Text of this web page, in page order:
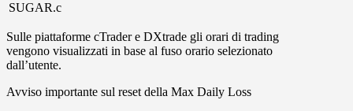
SUGAR.c
Sulle piattaforme cTradere DXtrade gli orari di trading
vengono visualizzati in base al fuso orario selezionato
dall’utente.
Avviso importante sul reset della Max Daily Loss